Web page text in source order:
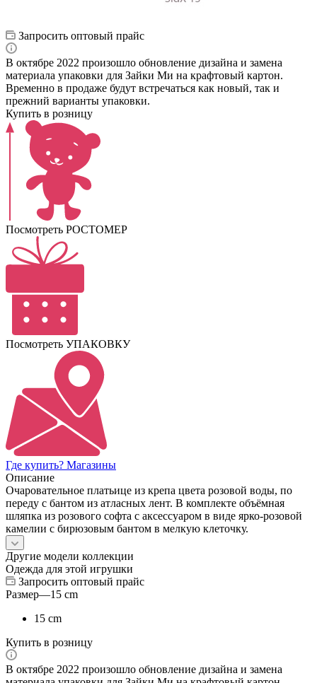
Запросить оптовый прайс
В октябре 2022 произошло обновление дизайна и замена
материала упаковки для Зайки Ми на крафтовый картон.
Временно в продаже будут встречаться как новый, так и
прежний варианты упаковки.
Купить в розницу
Посмотреть РОСТОМЕР
Посмотреть УПАКОВКУ
Где купить? Магазины
Описание
Очаровательное платьице из крепа цвета розовой воды, по
переду с бантом из атласных лент. В комплекте объёмная
шляпка из розового софта с аксессуаром в виде ярко-розовой
камелии с бирюзовым бантом в мелкую клеточку.
Другие модели коллекции
Одежда для этой игрушки
Запросить оптовый прайс
Размер—15 cm
15 cm
Купить в розницу
В октябре 2022 произошло обновление дизайна и замена